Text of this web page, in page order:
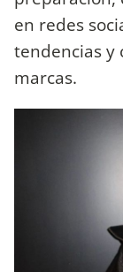
en redes
tendencias y
marcas.